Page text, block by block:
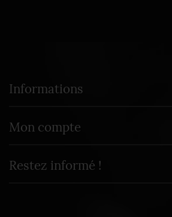
Informations
Mon compte
Restez informé !